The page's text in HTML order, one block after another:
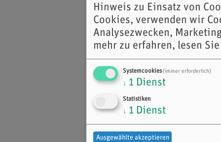
Hinweis zu Einsatz von
Cookies, verwenden wir
Analysezwecken,
mehr zu erfahren, lesen
Systemcookies(immer erforderlich)
↓ 1 Dienst
Statistiken
↓ 1 Dienst
Ausgewählte akzeptieren